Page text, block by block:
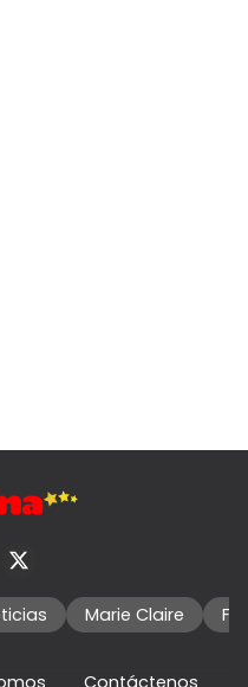
Marie Claire
Contáctenos